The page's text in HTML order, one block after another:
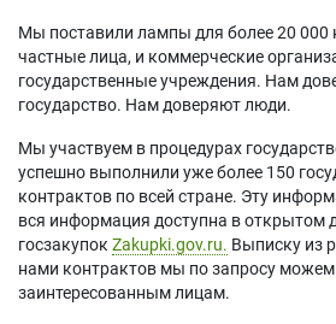
Мы поставили лампы для более 20 000
частные лица, и коммерческие
государственные учреждения. Нам
государство. Нам доверяют люди.
Мы участвуем в процедурах
успешно выполнили уже более 150
контрактов по всей стране. Эту
вся информация доступна в открытом
госзакупок Zakupki.gov.ru. Выписку из
нами контрактов мы по запросу можем
заинтересованным лицам.